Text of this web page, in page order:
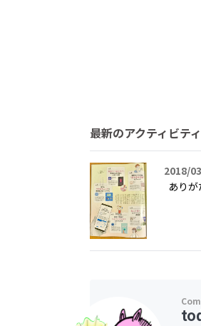
最新のアクティビティ
2018/
ありが